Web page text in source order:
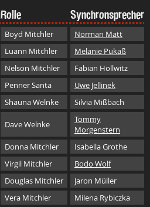
Rolle Synchronsprecher
Boyd Mitchler
Norman Matt
Luann Mitchler
Melanie Pukaß
Nelson Mitchler
Fabian Hollwitz
Penner Santa
Uwe Jellinek
Shauna Welnke Silvia Mißbach
Dave Welnke
Tommy
Morgenstern
Donna Mitchler
Isabella Grothe
Virgil Mitchler
Bodo Wolf
Douglas Mitchler
Jaron Müller
Vera Mitchler
Milena Rybiczka